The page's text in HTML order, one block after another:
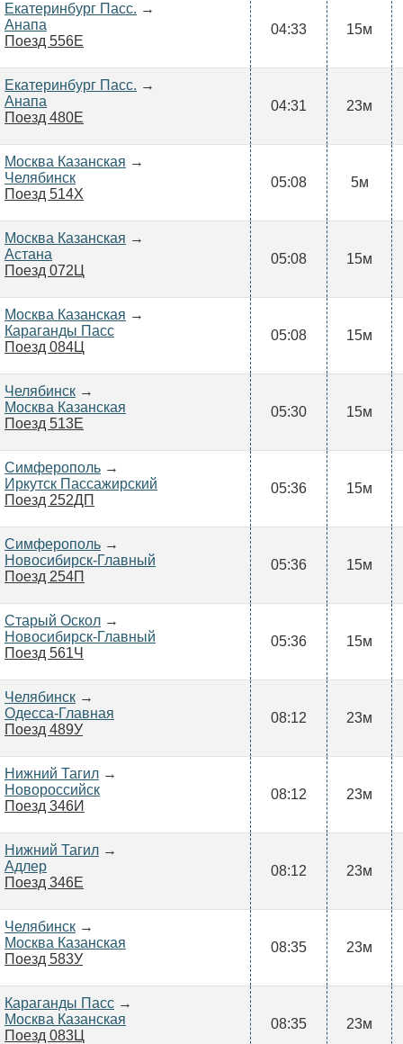
Екатеринбург Пасс. →
Анапа
Поезд 556Е
04:33 15м
Екатеринбург Пасс. →
Анапа
Поезд 480Е
04:31 23м
Москва Казанская →
Челябинск
Поезд 514Х
05:08 5м
Москва Казанская →
Астана
Поезд 072Ц
05:08 15м
Москва Казанская →
Караганды Пасс
Поезд 084Ц
05:08 15м
Челябинск →
Москва Казанская
Поезд 513Е
05:30 15м
Симферополь →
Иркутск Пассажирский
Поезд 252ДП
05:36 15м
Симферополь →
Новосибирск-Главный
Поезд 254П
05:36 15м
Старый Оскол →
Новосибирск-Главный
Поезд 561Ч
05:36 15м
Челябинск →
Одесса-Главная
Поезд 489У
08:12 23м
Нижний Тагил →
Новороссийск
Поезд 346И
08:12 23м
Нижний Тагил →
Адлер
Поезд 346Е
08:12 23м
Челябинск →
Москва Казанская
Поезд 583У
08:35 23м
Караганды Пасс →
Москва Казанская
Поезд 083Ц
08:35 23м